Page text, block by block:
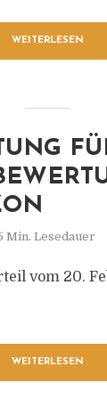
WEITERLESEN
Min. Lesedauer
vom 20.
WEITERLESEN